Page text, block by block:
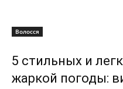
Волосся
5 стильных и
жаркой погоды: